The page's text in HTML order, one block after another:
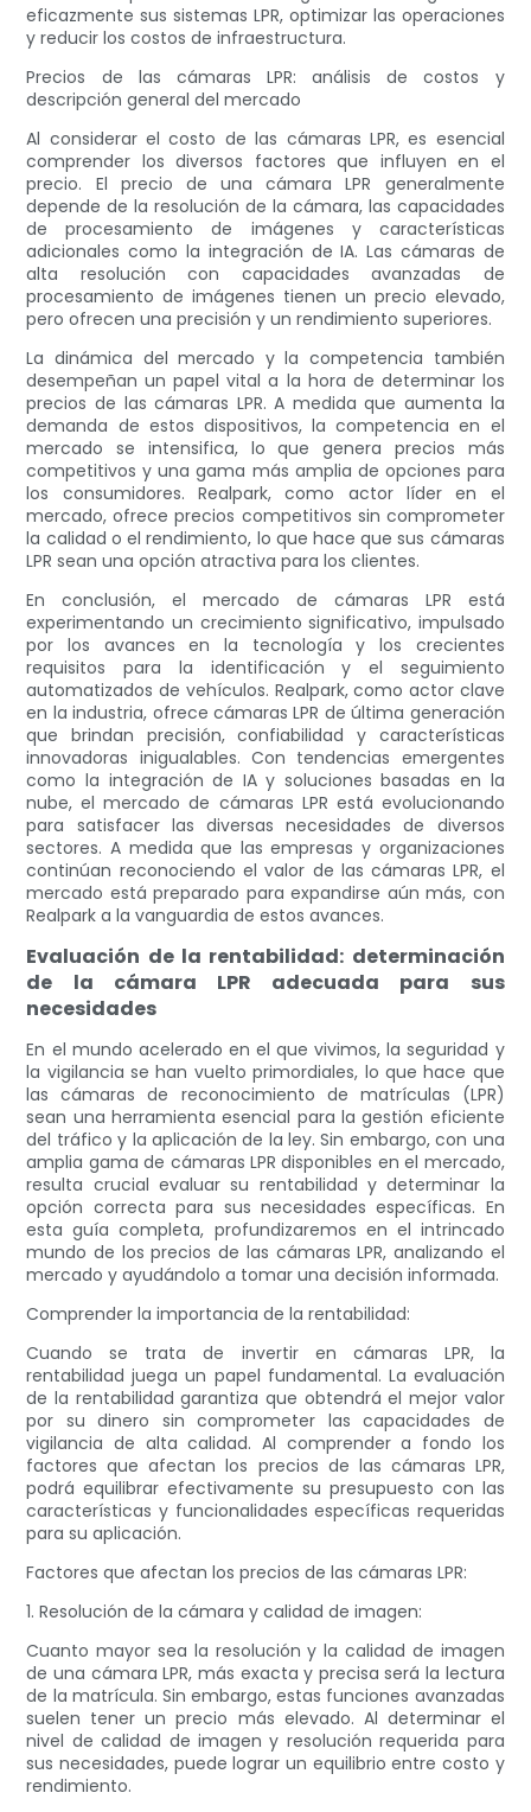
eficazmente sus sistemas LPR, optimizar las operaciones
y reducir los costos de infraestructura.
Precios de las cámaras LPR: análisis de costos y
descripción general del mercado
Al considerar el costo de las cámaras LPR, es esencial
comprender los diversos factores que influyen en el
precio. El precio de una cámara LPR generalmente
depende de la resolución de la cámara, las capacidades
de procesamiento de imágenes y características
adicionales como la integración de IA. Las cámaras de
alta resolución con capacidades avanzadas de
procesamiento de imágenes tienen un precio elevado,
pero ofrecen una precisión y un rendimiento superiores.
La dinámica del mercado y la competencia también
desempeñan un papel vital a la hora de determinar los
precios de las cámaras LPR. A medida que aumenta la
demanda de estos dispositivos, la competencia en el
mercado se intensifica, lo que genera precios más
competitivos y una gama más amplia de opciones para
los consumidores. Realpark, como actor líder en el
mercado, ofrece precios competitivos sin comprometer
la calidad o el rendimiento, lo que hace que sus cámaras
LPR sean una opción atractiva para los clientes.
En conclusión, el mercado de cámaras LPR está
experimentando un crecimiento significativo, impulsado
por los avances en la tecnología y los crecientes
requisitos para la identificación y el seguimiento
automatizados de vehículos. Realpark, como actor clave
en la industria, ofrece cámaras LPR de última generación
que brindan precisión, confiabilidad y características
innovadoras inigualables. Con tendencias emergentes
como la integración de IA y soluciones basadas en la
nube, el mercado de cámaras LPR está evolucionando
para satisfacer las diversas necesidades de diversos
sectores. A medida que las empresas y organizaciones
continúan reconociendo el valor de las cámaras LPR, el
mercado está preparado para expandirse aún más, con
Realpark a la vanguardia de estos avances.
Evaluación de la rentabilidad: determinación
de la cámara LPR adecuada para sus
necesidades
En el mundo acelerado en el que vivimos, la seguridad y
la vigilancia se han vuelto primordiales, lo que hace que
las cámaras de reconocimiento de matrículas (LPR)
sean una herramienta esencial para la gestión eficiente
del tráfico y la aplicación de la ley. Sin embargo, con una
amplia gama de cámaras LPR disponibles en el mercado,
resulta crucial evaluar su rentabilidad y determinar la
opción correcta para sus necesidades específicas. En
esta guía completa, profundizaremos en el intrincado
mundo de los precios de las cámaras LPR, analizando el
mercado y ayudándolo a tomar una decisión informada.
Comprender la importancia de la rentabilidad:
Cuando se trata de invertir en cámaras LPR, la
rentabilidad juega un papel fundamental. La evaluación
de la rentabilidad garantiza que obtendrá el mejor valor
por su dinero sin comprometer las capacidades de
vigilancia de alta calidad. Al comprender a fondo los
factores que afectan los precios de las cámaras LPR,
podrá equilibrar efectivamente su presupuesto con las
características y funcionalidades específicas requeridas
para su aplicación.
Factores que afectan los precios de las cámaras LPR:
1. Resolución de la cámara y calidad de imagen:
Cuanto mayor sea la resolución y la calidad de imagen
de una cámara LPR, más exacta y precisa será la lectura
de la matrícula. Sin embargo, estas funciones avanzadas
suelen tener un precio más elevado. Al determinar el
nivel de calidad de imagen y resolución requerida para
sus necesidades, puede lograr un equilibrio entre costo y
rendimiento.